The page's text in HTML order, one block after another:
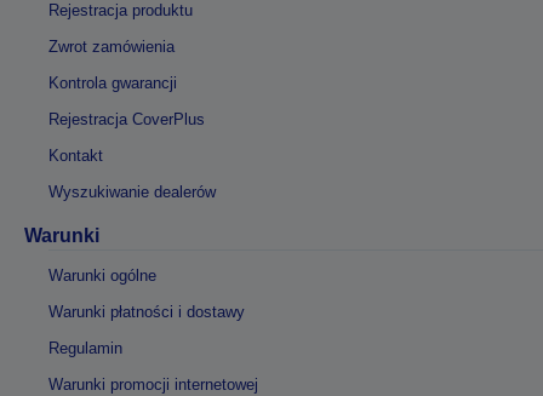
Rejestracja produktu
Zwrot zamówienia
Kontrola gwarancji
Rejestracja CoverPlus
Kontakt
Wyszukiwanie dealerów
Warunki
Warunki ogólne
Warunki płatności i dostawy
Regulamin
Warunki promocji internetowej